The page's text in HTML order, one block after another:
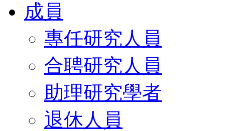
成員
專任研究人員
合聘研究人員
助理研究學者
退休人員